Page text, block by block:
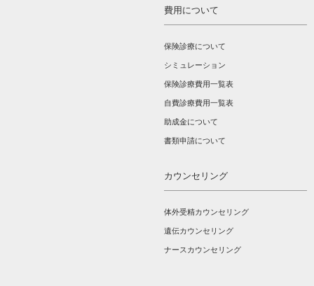
費用について
保険診療について
シミュレーション
保険診療費用一覧表
自費診療費用一覧表
助成金について
書類申請について
カウンセリング
体外受精カウンセリング
遺伝カウンセリング
ナースカウンセリング